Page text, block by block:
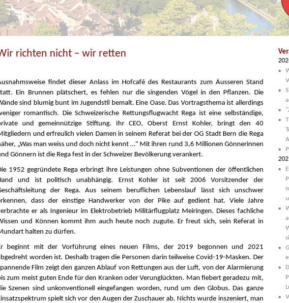
richten nicht – wir retten
findet dieser Anlass im Hofcafé des Restaurants zum Äusseren Stand
Ein Brunnen plätschert, es fehlen nur die singenden Vögel in den Pflanzen. Die
sind blumig bunt im Jugendstil bemalt. Eine Oase. Das Vortragsthema ist allerdings
romantisch. Die Schweizerische Rettungsflugwacht Rega ist eine selbständige,
und gemeinnützige Stiftung. Ihr CEO, Oberst Ernst Kohler, bringt den 40
und erfreulich vielen Damen in seinem Referat bei der OG Stadt Bern die Rega
„Was man weiss und doch nicht kennt …“ Mit ihren rund 3,6 Millionen Gönnerinnen
Gönnern ist die Rega fest in der Schweizer Bevölkerung verankert.
1952 gegründete Rega erbringt ihre Leistungen ohne Subventionen der öffentlichen
und ist politisch unabhängig. Ernst Kohler ist seit 2006 Vorsitzender der
der Rega. Aus seinem beruflichen Lebenslauf lässt sich unschwer
dass der einstige Handwerker von der Pike auf gedient hat. Viele Jahre
er als Ingenieur im Elektrobetrieb Militärflugplatz Meiringen. Dieses fachliche
und Können kommt ihm auch heute noch zugute. Er freut sich, sein Referat in
halten zu dürfen.
beginnt mit der Vorführung eines neuen Films, der 2019 begonnen und 2021
worden ist. Deshalb tragen die Personen darin teilweise Covid-19-Masken. Der
Film zeigt den ganzen Ablauf von Rettungen aus der Luft, von der Alarmierung
zum meist guten Ende für den Kranken oder Verunglückten. Man fiebert geradezu mit,
Szenen sind unkonventionell eingefangen worden, rund um den Globus. Das ganze
spielt sich vor den Augen der Zuschauer ab. Nichts wurde inszeniert, man